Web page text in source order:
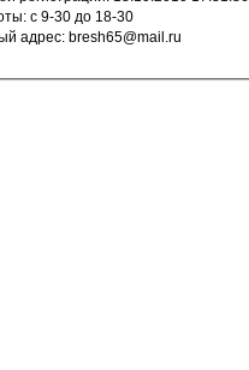
Режим работы: c 9-30 до 18-30
Электронный адрес: bresh65@mail.ru